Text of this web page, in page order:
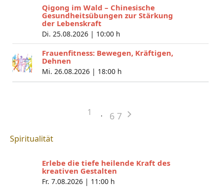
Qigong im Wald – Chinesische
Gesundheitsübungen zur Stärkung
der Lebenskraft
Di. 25.08.2026 | 10:00 h
Frauenfitness: Bewegen, Kräftigen,
Dehnen
Mi. 26.08.2026 | 18:00 h
1 6 7
Spiritualität
Erlebe die tiefe heilende Kraft des
kreativen Gestalten
Fr. 7.08.2026 | 11:00 h